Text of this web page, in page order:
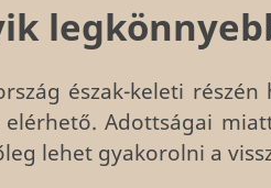
észak-keleti
elérhető. Adottságai
lehet gyakorolni a